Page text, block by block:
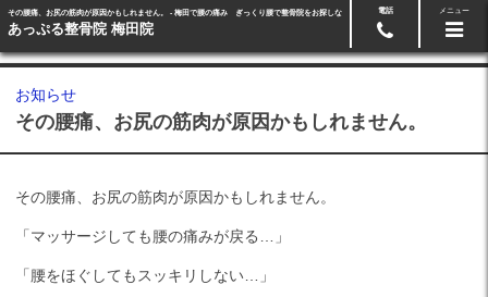
その腰痛、お尻の筋肉が原因かもしれません。 - 梅田で腰の痛み ぎっくり腰で整骨院をお探しな
ら
あっぷる整骨院 梅田院
電話 メニュー
お知らせ
その腰痛、お尻の筋肉が原因かもしれません。
その腰痛、お尻の筋肉が原因かもしれません。
「マッサージしても腰の痛みが戻る…」
「腰をほぐしてもスッキリしない…」
メール･LINE予約 06-6371-1128